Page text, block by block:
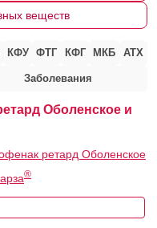
веществ
КФУ ФТГ КФГ МКБ АТХ
Заболевания
Оболенское и
ретард Оболенское
®